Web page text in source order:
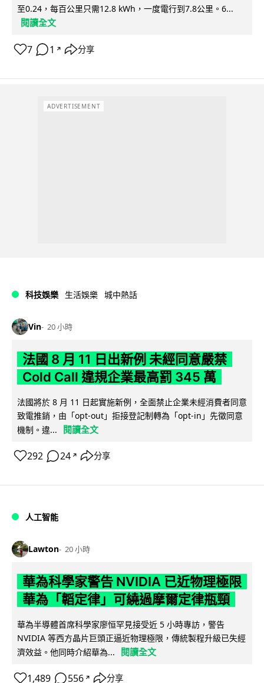
至0.24，每百公里只需12.8 kWh，一度電行到7.8公里。6...
閱讀全文
7 1 ↗ 分享
ADVERTISEMENT
科技娛樂 生活娛樂 城中熱話
Vin 20 小時
法國 8 月 11 日出新例 未經同意嚴禁
Cold Call 違規企業最高罰 345 萬
法國將於 8 月 11 日起實施新例，全面禁止企業未經消費者同意
致電推銷，由「opt-out」拒接登記制轉為「opt-in」先徵同意
機制。違...
閱讀全文
292 24 ↗ 分享
人工智能
Lawton 20 小時
華為科學家警告 NVIDIA 已近物理極限
華為「韜定律」可繞過摩爾定律瓶頸
華為半導體首席科學家廖恒罕見接受近 5 小時專訪，警告
NVIDIA 等西方晶片巨頭正逼近物理極限，傳統製程升級已失經
濟效益。他同時介紹華為...
閱讀全文
1,489 556 ↗ 分享